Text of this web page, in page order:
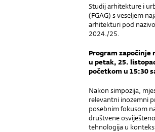
Studij arhitekture i
(FGAG) s veseljem
arhitekturi pod
2024./25.
Program
u petak, 25.
početkom u 15:30
Nakon simpozija,
relevantni inozemni
posebnim fokusom
društvene
tehnologija u